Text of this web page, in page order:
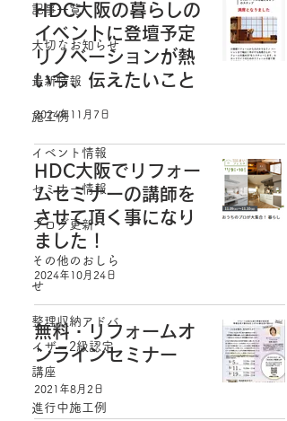
記事一覧
大切なお知らせ
最新情報
施工例
イベント情報
セミナー情報
ブログ更新
その他のおしら
せ
整理収納アドバ
イザー2級認定
講座
進行中施工例
HDC大阪の暮らしの
イベントに登壇予定
リノベーションが熱
い今、伝えたいこと
2024年11月7日
HDC大阪でリフォー
ムセミナーの講師を
させて頂く事になり
ました！
2024年10月24日
無料・リフォームオ
ンラインセミナー
2021年8月2日